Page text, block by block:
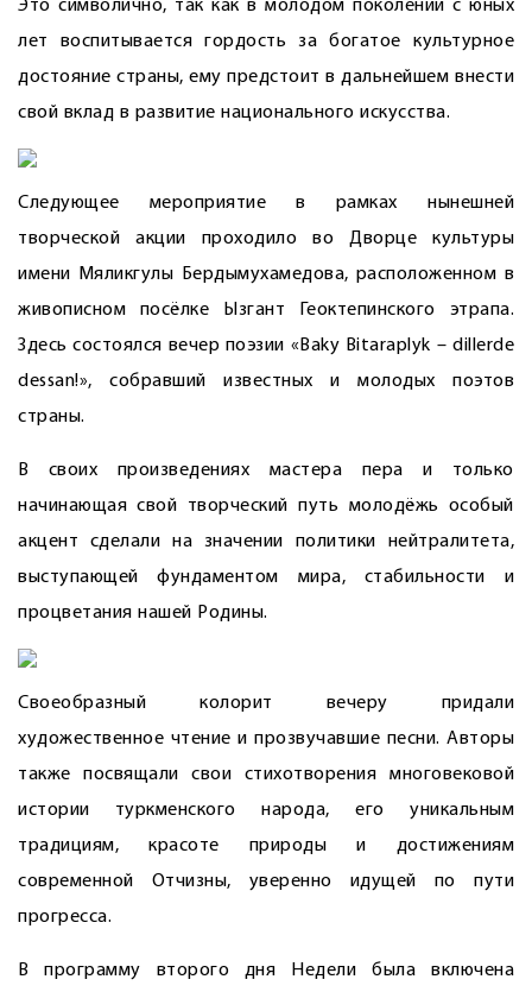
Это символично, так как в молодом поколении с юных
лет воспитывается гордость за богатое культурное
достояние страны, ему предстоит в дальнейшем внести
свой вклад в развитие национального искусства.
Следующее мероприятие в рамках нынешней
творческой акции проходило во Дворце культуры
имени Мяликгулы Бердымухамедова, расположенном в
живописном посёлке Ызгант Геоктепинского этрапа.
Здесь состоялся вечер поэзии «Baky Bitaraplyk – dillerde
dessan!», собравший известных и молодых ­поэтов
страны.
В своих произведениях мастера пера и только
начинающая свой творческий путь молодёжь особый
акцент сделали на значении политики нейтралитета,
выступающей фундаментом мира, стабильности и
процветания нашей Родины.
Своеобразный колорит вечеру придали
художественное чтение и прозвучавшие песни. Авторы
также посвящали свои стихотворения многовековой
истории туркменского народа, его уникальным
традициям, красоте природы и достижениям
современной Отчизны, уверенно идущей по пути
прогресса.
В программу второго дня Недели была включена